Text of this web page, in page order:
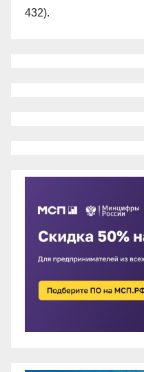
432).